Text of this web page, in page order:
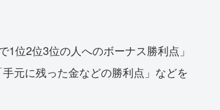
位2位3位の人へのボーナス勝利点」
元に残った金などの勝利点」などを